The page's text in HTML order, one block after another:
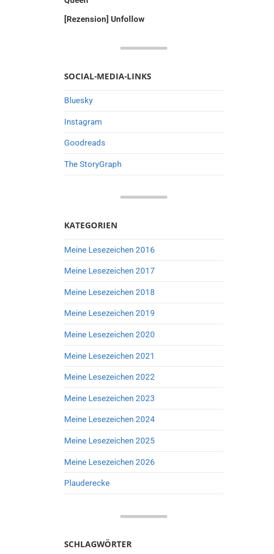
[Rezension] Unfollow
SOCIAL-MEDIA-LINKS
Bluesky
Instagram
Goodreads
The StoryGraph
KATEGORIEN
Meine Lesezeichen 2016
Meine Lesezeichen 2017
Meine Lesezeichen 2018
Meine Lesezeichen 2019
Meine Lesezeichen 2020
Meine Lesezeichen 2021
Meine Lesezeichen 2022
Meine Lesezeichen 2023
Meine Lesezeichen 2024
Meine Lesezeichen 2025
Meine Lesezeichen 2026
Plauderecke
SCHLAGWÖRTER